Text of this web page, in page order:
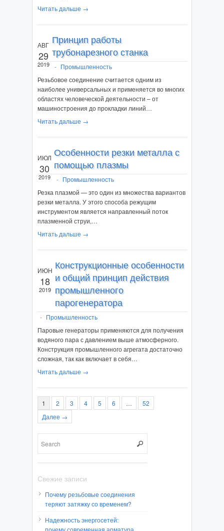
Читать дальше →
АВГ
29
2019
Принцип работы
трубонарезного станка
- Промышленность
Резьбовое соединение считается одним из
наиболее универсальных и применяется во многих
областях человеческой деятельности – от
машиностроения до прокладки линий…
Читать дальше →
ИЮЛ
30
2019
Особенности резки металла с
помощью плазмы
- Промышленность
Резка плазмой — это один из множества вариантов
резки металла. У этого способа режущим
инструментом является направленный поток
плазменной струи,…
Читать дальше →
ИЮН
18
2019
Конструкционные особенности
и общий принцип действия
промышленного
парогенератора
- Промышленность
Паровые генераторы применяются для получения
водяного пара с давлением выше атмосферного.
Конструкция промышленного агрегата достаточно
сложная, так как включает в себя…
Читать дальше →
1 2 3 4 5 6 …
52
Далее →
Свежие записи
Почему резьбовые соединения
теряют затяжку со временем?
Надежность энергосетей:
почему современная арматура